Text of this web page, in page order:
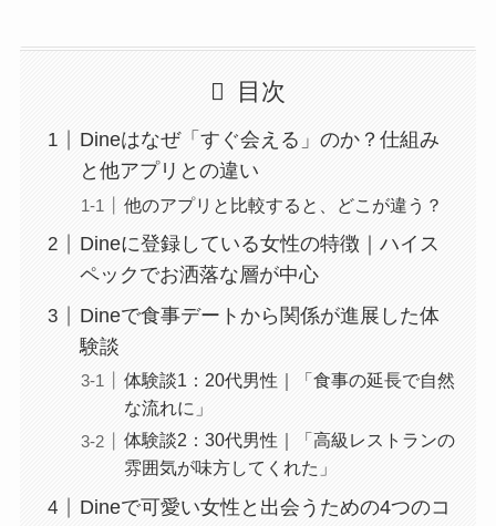
目次
Dineはなぜ「すぐ会える」のか？仕組み
と他アプリとの違い
他のアプリと比較すると、どこが違う？
Dineに登録している女性の特徴｜ハイス
ペックでお洒落な層が中心
Dineで食事デートから関係が進展した体
験談
体験談1：20代男性｜「食事の延長で自然
な流れに」
体験談2：30代男性｜「高級レストランの
雰囲気が味方してくれた」
Dineで可愛い女性と出会うための4つのコ